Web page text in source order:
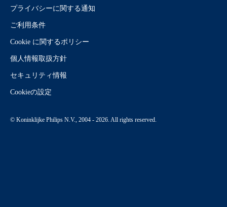
プライバシーに関する通知
ご利用条件
Cookie に関するポリシー
個人情報取扱方針
セキュリティ情報
Cookieの設定
© Koninklijke Philips N.V., 2004 - 2026. All rights reserved.